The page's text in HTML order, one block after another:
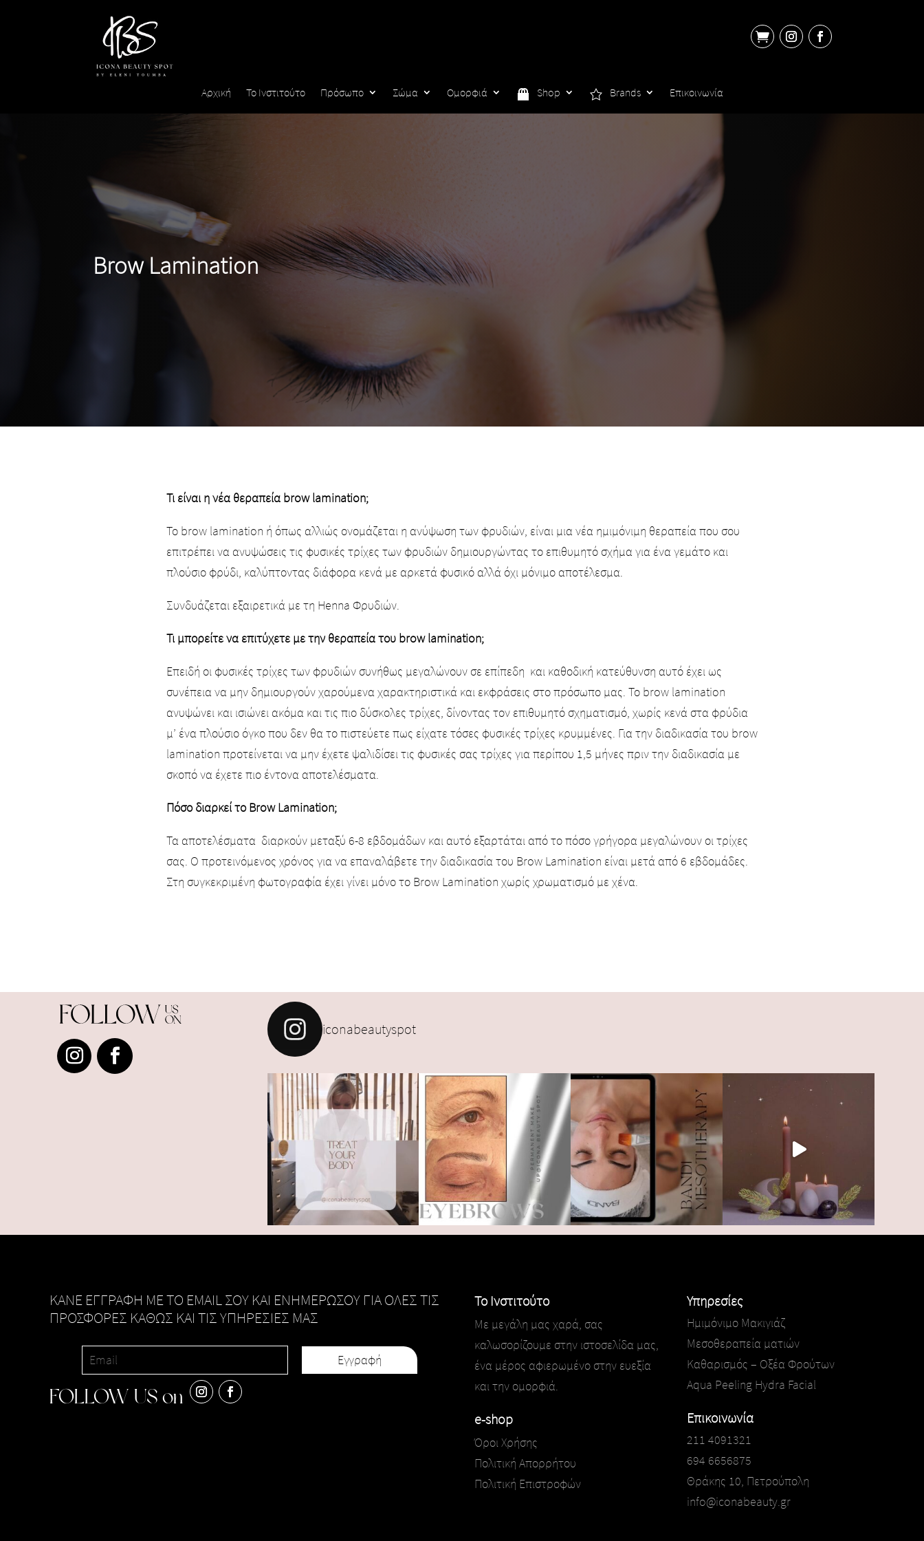

Αρχική Το Ινστιτούτο Πρόσωπο Σώμα Ομορφιά Shop Brands Επικοινωνία
Brow Lamination
Τι είναι η νέα θεραπεία brow lamination;
Το brow lamination ή όπως αλλιώς ονομάζεται η ανύψωση των φρυδιών, είναι μια νέα ημιμόνιμη θεραπεία που σου
επιτρέπει να ανυψώσεις τις φυσικές τρίχες των φρυδιών δημιουργώντας το επιθυμητό σχήμα για ένα γεμάτο και
πλούσιο φρύδι, καλύπτοντας διάφορα κενά με αρκετά φυσικό αλλά όχι μόνιμο αποτέλεσμα.
Συνδυάζεται εξαιρετικά με τη Henna Φρυδιών.
Τι μπορείτε να επιτύχετε με την θεραπεία του brow lamination;
Επειδή οι φυσικές τρίχες των φρυδιών συνήθως μεγαλώνουν σε επίπεδη και καθοδική κατεύθυνση αυτό έχει ως
συνέπεια να μην δημιουργούν χαρούμενα χαρακτηριστικά και εκφράσεις στο πρόσωπο μας. Το brow lamination
ανυψώνει και ισιώνει ακόμα και τις πιο δύσκολες τρίχες, δίνοντας τον επιθυμητό σχηματισμό, χωρίς κενά στα φρύδια
μ’ ένα πλούσιο όγκο που δεν θα το πιστεύετε πως είχατε τόσες φυσικές τρίχες κρυμμένες. Για την διαδικασία του brow
lamination προτείνεται να μην έχετε ψαλιδίσει τις φυσικές σας τρίχες για περίπου 1,5 μήνες πριν την διαδικασία με
σκοπό να έχετε πιο έντονα αποτελέσματα.
Πόσο διαρκεί το Brow Lamination;
Τα αποτελέσματα διαρκούν μεταξύ 6-8 εβδομάδων και αυτό εξαρτάται από το πόσο γρήγορα μεγαλώνουν οι τρίχες
σας. Ο προτεινόμενος χρόνος για να επαναλάβετε την διαδικασία του Brow Lamination είναι μετά από 6 εβδομάδες.
Στη συγκεκριμένη φωτογραφία έχει γίνει μόνο το Brow Lamination χωρίς χρωματισμό με χένα.
iconabeautyspot
KANE ΕΓΓΡΑΦΗ ΜΕ ΤΟ EMAIL ΣΟΥ ΚΑΙ ΕΝΗΜΕΡΩΣΟΥ ΓΙΑ ΟΛΕΣ ΤΙΣ
ΠΡΟΣΦΟΡΕΣ ΚΑΘΩΣ ΚΑΙ ΤΙΣ ΥΠΗΡΕΣΙΕΣ ΜΑΣ
FOLLOW US on
Το Ινστιτούτο
Με μεγάλη μας χαρά, σας
καλωσορίζουμε στην ιστοσελίδα μας,
ένα μέρος αφιερωμένο στην ευεξία
και την ομορφιά.
e-shop
Όροι Χρήσης
Πολιτική Απορρήτου
Πολιτική Επιστροφών
Υπηρεσίες
Ημιμόνιμο Μακιγιάζ
Μεσοθεραπεία ματιών
Καθαρισμός – Οξέα Φρούτων
Aqua Peeling Hydra Facial
Επικοινωνία
211 4091321
694 6656875
Θράκης 10, Πετρούπολη
info@iconabeauty.gr